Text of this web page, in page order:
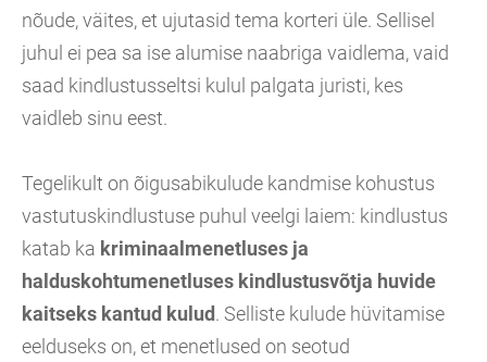
nõude, väites, et ujutasid tema korteri üle. Sellisel
juhul ei pea sa ise alumise naabriga vaidlema, vaid
saad kindlustusseltsi kulul palgata juristi, kes
vaidleb sinu eest.
Tegelikult on õigusabikulude kandmise kohustus
vastutuskindlustuse puhul veelgi laiem: kindlustus
katab ka kriminaalmenetluses ja
halduskohtumenetluses kindlustusvõtja huvide
kaitseks kantud kulud. Selliste kulude hüvitamise
eelduseks on, et menetlused on seotud